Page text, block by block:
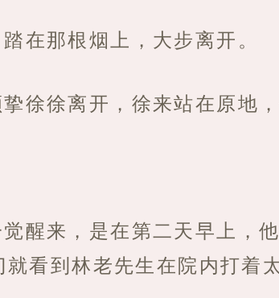
在那根烟上，大步离开。
徐徐离开，徐来站在原地
醒来，是在第二天早上，
看到林老先生在院内打着太